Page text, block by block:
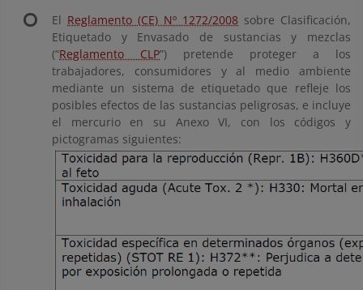
El Reglamento (CE) Nº 1272/2008 sobre Clasificación,
Etiquetado y Envasado de sustancias y mezclas
(“Reglamento CLP”) pretende proteger a los
trabajadores, consumidores y al medio ambiente
mediante un sistema de etiquetado que refleje los
posibles efectos de las sustancias peligrosas, e incluye
el mercurio en su Anexo VI, con los códigos y
pictogramas siguientes: